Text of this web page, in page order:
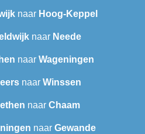
naar Hoog-Keppel
naar Neede
naar Wageningen
naar Winssen
naar Chaam
naar Gewande